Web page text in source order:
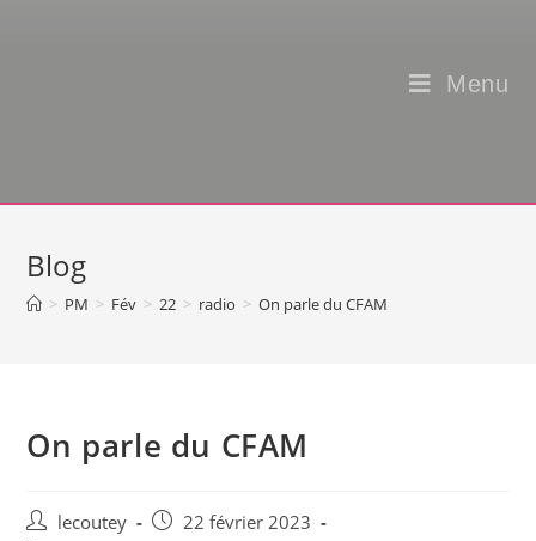
Menu
Blog
> PM > Fév > 22 > radio > On parle du CFAM
On parle du CFAM
Auteur/autrice
lecoutey
Post22 février 2023